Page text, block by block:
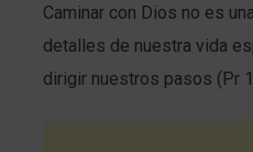
Caminar con Dios no es
detalles de nuestra vida
dirigir nuestros pasos (Pr